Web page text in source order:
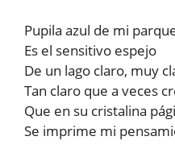
Pupila azul de mi
Es el sensitivo espejo
De un lago claro, muy
Tan claro que a veces
Que en su cristalina
Se imprime mi